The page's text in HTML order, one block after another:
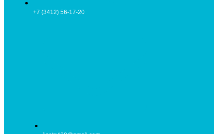
+7 (3412) 56-17-20